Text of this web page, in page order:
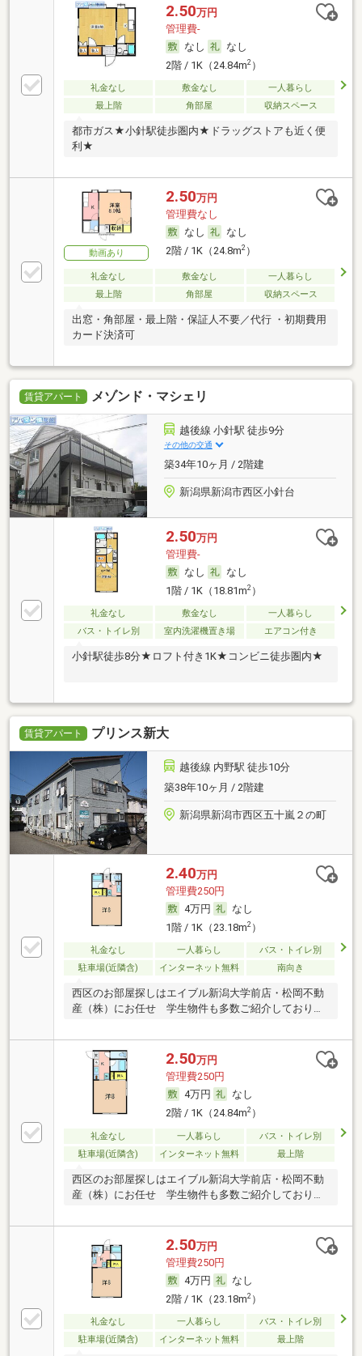
2.50万円
管理費-
なし
なし
2階 / 1K（24.84m2）
礼金なし 敷金なし
一人暮らし
最上階
角部屋 収納スペース
都市ガス★小針駅徒歩圏内★ドラッグストアも近く便
利★
動画あり
2.50万円
管理費なし
なし
なし
2階 / 1K（24.8m2）
礼金なし 敷金なし
一人暮らし
最上階
角部屋 収納スペース
出窓・角部屋・最上階・保証人不要／代行 ・初期費用
カード決済可
賃貸アパート メゾンド・マシェリ
越後線 小針駅 徒歩9分
その他の交通
築34年10ヶ月 / 2階建
新潟県新潟市西区小針台
2.50万円
管理費-
なし
なし
1階 / 1K（18.81m2）
礼金なし 敷金なし
一人暮らし
バス・トイレ別
室内洗濯機置き場 エアコン付き
小針駅徒歩8分★ロフト付き1K★コンビニ徒歩圏内★
賃貸アパート プリンス新大
越後線 内野駅 徒歩10分
築38年10ヶ月 / 2階建
新潟県新潟市西区五十嵐２の町
2.40万円
管理費250円
4万円
なし
1階 / 1K（23.18m2）
礼金なし 一人暮らし
バス・トイレ別
駐車場(近隣含)
インターネット無料 南向き
西区のお部屋探しはエイブル新潟大学前店・松岡不動
産（株）にお任せ 学生物件も多数ご紹介しておりま
2.50万円
管理費250円
4万円
なし
2階 / 1K（24.84m2）
礼金なし 一人暮らし
バス・トイレ別
駐車場(近隣含)
インターネット無料 最上階
西区のお部屋探しはエイブル新潟大学前店・松岡不動
産（株）にお任せ 学生物件も多数ご紹介しておりま
2.50万円
管理費250円
4万円
なし
2階 / 1K（23.18m2）
礼金なし 一人暮らし
バス・トイレ別
駐車場(近隣含)
インターネット無料 最上階